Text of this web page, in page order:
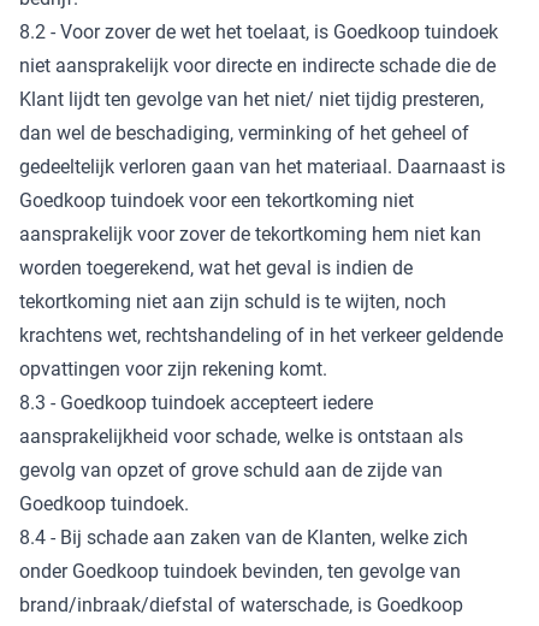
8.2 - Voor zover de wet het toelaat, is Goedkoop tuindoek
niet aansprakelijk voor directe en indirecte schade die de
Klant lijdt ten gevolge van het niet/ niet tijdig presteren,
dan wel de beschadiging, verminking of het geheel of
gedeeltelijk verloren gaan van het materiaal. Daarnaast is
Goedkoop tuindoek voor een tekortkoming niet
aansprakelijk voor zover de tekortkoming hem niet kan
worden toegerekend, wat het geval is indien de
tekortkoming niet aan zijn schuld is te wijten, noch
krachtens wet, rechtshandeling of in het verkeer geldende
opvattingen voor zijn rekening komt.
8.3 - Goedkoop tuindoek accepteert iedere
aansprakelijkheid voor schade, welke is ontstaan als
gevolg van opzet of grove schuld aan de zijde van
Goedkoop tuindoek.
8.4 - Bij schade aan zaken van de Klanten, welke zich
onder Goedkoop tuindoek bevinden, ten gevolge van
brand/inbraak/diefstal of waterschade, is Goedkoop